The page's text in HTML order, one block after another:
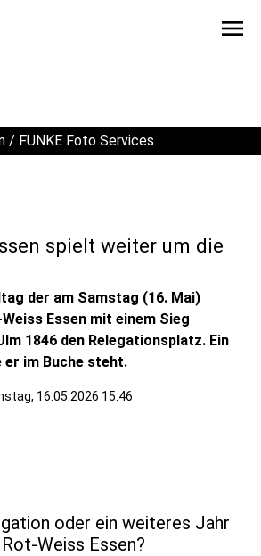
menu
/ FUNKE Foto Services
spielt weiter um die
der am Samstag (16. Mai)
Essen mit einem Sieg
1846 den Relegationsplatz. Ein
er im Buche steht.
16.05.2026 15:46
oder ein weiteres Jahr
Weiss Essen?